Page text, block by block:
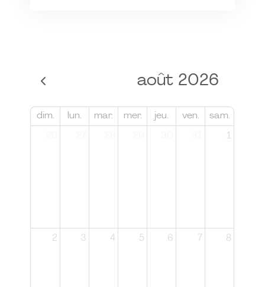
août 2026
dim. lun. mar. mer. jeu. ven. sam.
1
2 3 4 5 6 7 8